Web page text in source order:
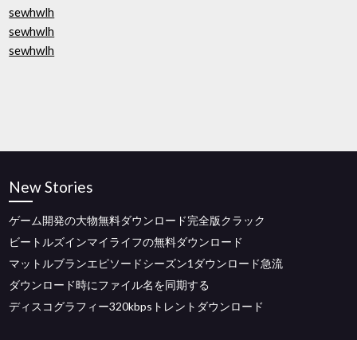
sewhwlh
sewhwlh
sewhwlh
New Stories
ゲーム開発の大物無料ダウンロード完全版クラック
ビートルズインマイライフの無料ダウンロード
マットルブランエピソードシーズン1ダウンロード急流
ダウンロード時にファイル名を同期する
ディスコグラフィー320kbpsトレントダウンロード